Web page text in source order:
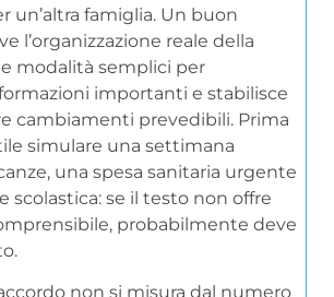
un’altra famiglia. Un buon
l’organizzazione reale della
modalità semplici per
importanti e stabilisce
cambiamenti prevedibili. Prima
simulare una settimana
una spesa sanitaria urgente
scolastica: se il testo non offre
probabilmente deve
non si misura dal numero